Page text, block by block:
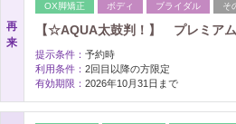
再
来
OX脚矯正
ボディ ブライダル そ
【☆AQUA太鼓判！】 プレミア
提示条件： 予約時
利用条件： 2回目以降の方限定
有効期限： 2026年10月31日まで